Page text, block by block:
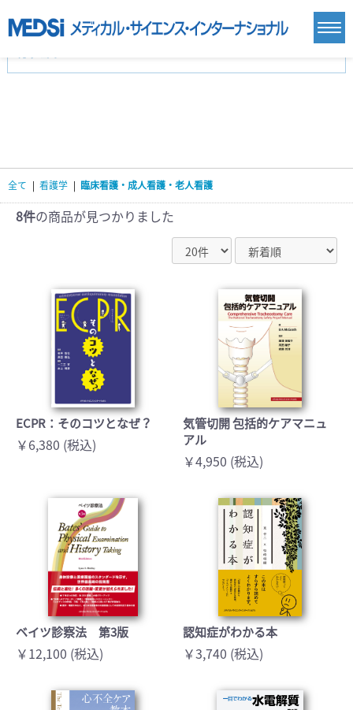
臨床医学:一般(359) 臨床医学:内科系(407)
基礎医学(93)
基礎医学関連科学(80)
看護学(21)
医療技術(16)
栄養学(0)
薬学(7)
医学一般(91) マルチメディア(0)
全て | 看護学 | 臨床看護・成人看護・老人看護
8件の商品が見つかりました
ECPR：そのコツとなぜ？
￥6,380 (税込)
気管切開 包括的ケアマニュ
アル
￥4,950 (税込)
ベイツ診察法 第3版
￥12,100 (税込)
認知症がわかる本
￥3,740 (税込)